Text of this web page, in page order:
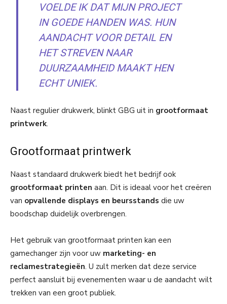
VOELDE IK DAT MIJN PROJECT
IN GOEDE HANDEN WAS. HUN
AANDACHT VOOR DETAIL EN
HET STREVEN NAAR
DUURZAAMHEID MAAKT HEN
ECHT UNIEK.
Naast regulier drukwerk, blinkt GBG uit in grootformaat
printwerk.
Grootformaat printwerk
Naast standaard drukwerk biedt het bedrijf ook
grootformaat printen aan. Dit is ideaal voor het creëren
van opvallende displays en beursstands die uw
boodschap duidelijk overbrengen.
Het gebruik van grootformaat printen kan een
gamechanger zijn voor uw marketing- en
reclamestrategieën. U zult merken dat deze service
perfect aansluit bij evenementen waar u de aandacht wilt
trekken van een groot publiek.